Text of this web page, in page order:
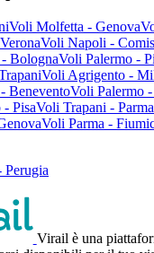
Voli Molfetta - Genova
Voli Napoli -
BolognaVoli Palermo -
Voli Agrigento -
BeneventoVoli Palermo
PisaVoli Trapani - Parma
Voli Parma -
Perugia
Virail è una